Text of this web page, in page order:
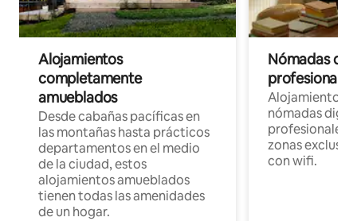
Alojamientos
completamente
amueblados
Desde cabañas pacíficas en
las montañas hasta prácticos
departamentos en el medio
de la ciudad, estos
alojamientos amueblados
tienen todas las amenidades
de un hogar.
Nómadas
Alojamientos
nómadas
profesionales
zonas
con wifi.